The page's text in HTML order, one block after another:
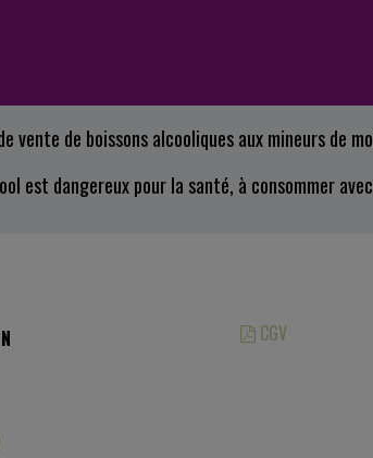
vente de boissons alcooliques aux mineurs de
est dangereux pour la santé, à consommer
CGV